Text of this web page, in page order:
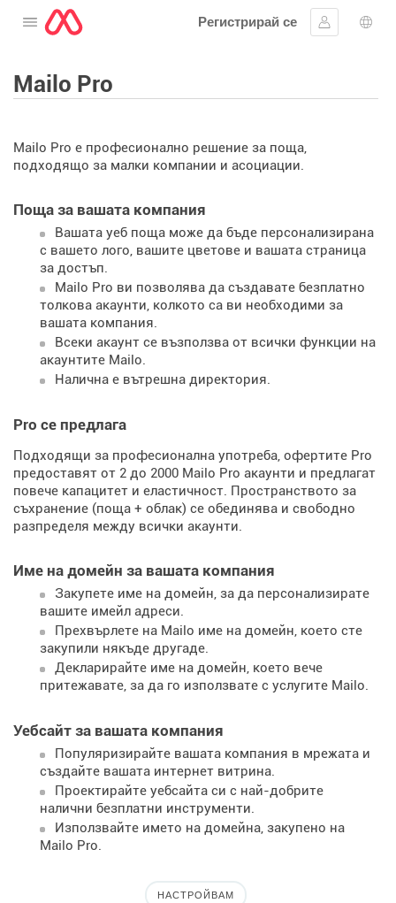
Отворете менюто
Регистрирай се
Впиши се
Mailo Pro
Mailo Pro е професионално решение за поща,
подходящо за малки компании и асоциации.
Поща за вашата компания
Вашата уеб поща може да бъде персонализирана
с вашето лого, вашите цветове и вашата страница
за достъп.
Mailo Pro ви позволява да създавате безплатно
толкова акаунти, колкото са ви необходими за
вашата компания.
Всеки акаунт се възползва от всички функции на
акаунтите Mailo.
Налична е вътрешна директория.
Pro се предлага
Подходящи за професионална употреба, офертите Pro
предоставят от 2 до 2000 Mailo Pro акаунти и предлагат
повече капацитет и еластичност. Пространството за
съхранение (поща + облак) се обединява и свободно
разпределя между всички акаунти.
Име на домейн за вашата компания
Закупете име на домейн, за да персонализирате
вашите имейл адреси.
Прехвърлете на Mailo име на домейн, което сте
закупили някъде другаде.
Декларирайте име на домейн, което вече
притежавате, за да го използвате с услугите Mailo.
Уебсайт за вашата компания
Популяризирайте вашата компания в мрежата и
създайте вашата интернет витрина.
Проектирайте уебсайта си с най-добрите
налични безплатни инструменти.
Използвайте името на домейна, закупено на
Mailo Pro.
НАСТРОЙВАМ